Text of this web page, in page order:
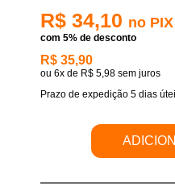
R$ 34,10 no PIX
com 5% de desconto
R$ 35,90
ou 6x de R$ 5,98sem juros
Prazo de expedição 5 dias